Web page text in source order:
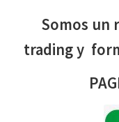
Somos un
trading y